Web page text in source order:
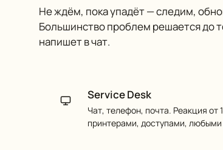
Не ждём, пока упадёт — следим,
Большинство проблем решается до
напишет в чат.
Service Desk
Чат, телефон, почта. Реакция от
принтерами, доступами,